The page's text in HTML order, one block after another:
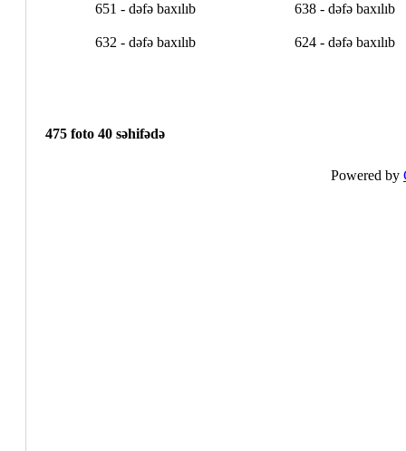
651 - dəfə baxılıb 638 - dəfə baxılıb
632 - dəfə baxılıb 624 - dəfə baxılıb
475 foto 40 səhifədə
Powered by